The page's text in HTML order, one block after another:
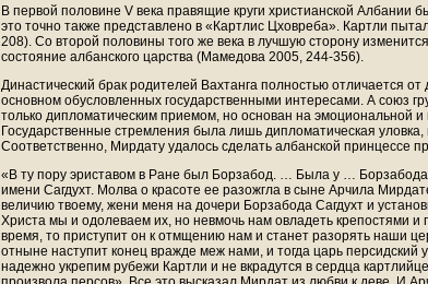
В первой половине V века правящие круги христианской Албании
это точно также представлено в «Картлис Цховреба». Картли
208). Со второй половины того же века в лучшую сторону
состояние албанского царства (Мамедова 2005, 244-356).
Династический брак родителей Вахтанга полностью отличается
основном обусловленных государственными интересами. А союз
только дипломатическим приемом, но основан на эмоциональной
Государственные стремления была лишь дипломатическая
Соответственно, Мирдату удалось сделать албанской принцессе
«В ту пору эриставом в Ране был Борзабод. … Была у … Борзабода
имени Сагдухт. Молва о красоте ее разожгла в сыне Арчила
величию твоему, жени меня на дочери Борзабода Сагдухт и
Христа мы и одолеваем их, но невмочь нам овладеть крепостями
время, то приступит он к отмщению нам и станет разорять наши
отныне наступит конец вражде меж нами, и тогда царь
надежно укрепим рубежи Картли и не вкрадутся в сердца